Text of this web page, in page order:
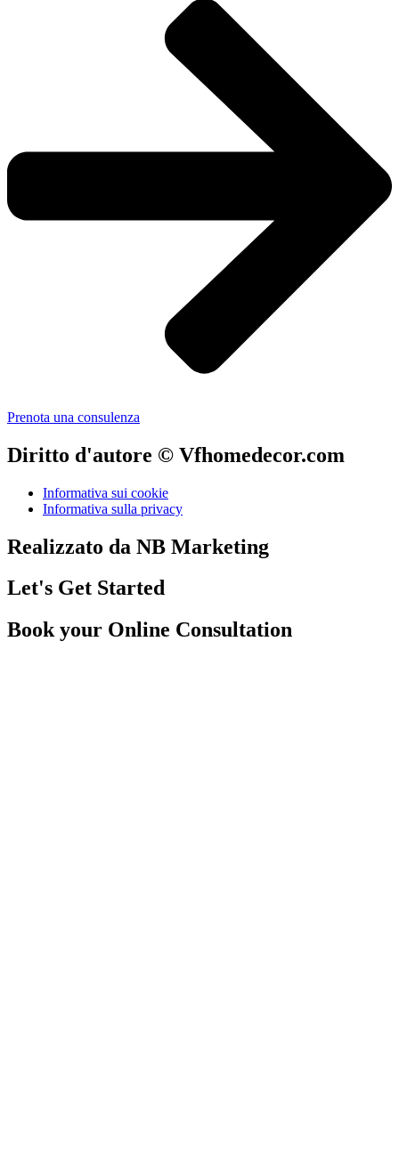
Prenota una consulenza
Diritto d'autore © Vfhomedecor.com
Informativa sui cookie
Informativa sulla privacy
Realizzato da NB Marketing
Let's Get Started
Book your Online Consultation